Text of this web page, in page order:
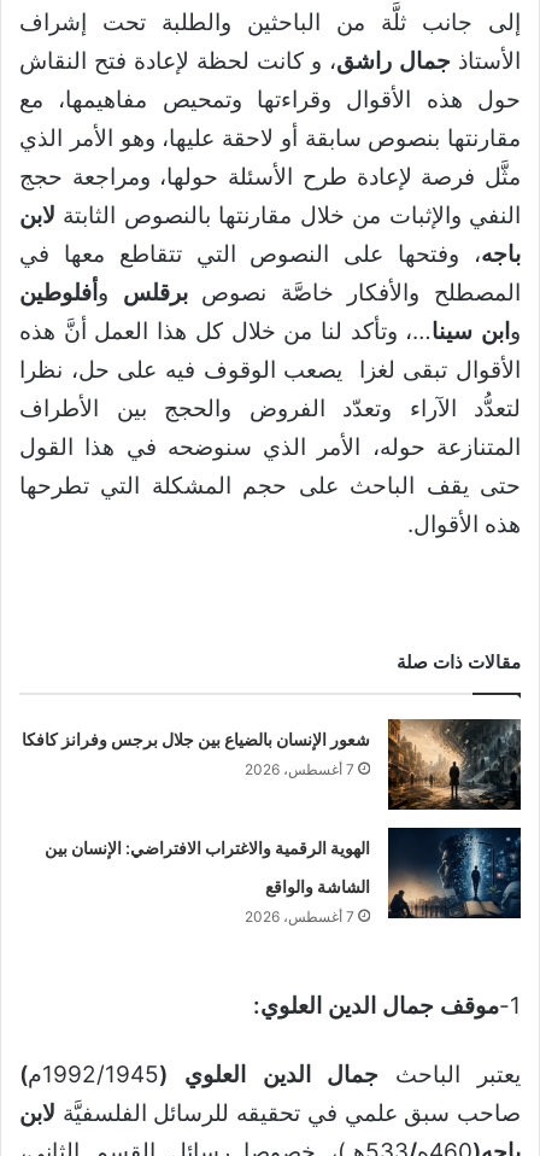
إلى جانب ثلَّة من الباحثين والطلبة تحت إشراف
الأستاذ جمال راشق، و كانت لحظة لإعادة فتح النقاش
حول هذه الأقوال وقراءتها وتمحيص مفاهيمها، مع
مقارنتها بنصوص سابقة أو لاحقة عليها، وهو الأمر الذي
مثَّل فرصة لإعادة طرح الأسئلة حولها، ومراجعة حجج
النفي والإثبات من خلال مقارنتها بالنصوص الثابتة لابن
باجه، وفتحها على النصوص التي تتقاطع معها في
المصطلح والأفكار خاصَّة نصوصبرقلس و أفلوطين
و ابن سينا…، وتأكد لنا من خلال كل هذا العمل أنَّ هذه
الأقوال تبقى لغزا يصعب الوقوف فيه على حل، نظرا
لتعدُّد الآراء وتعدّد الفروض والحجج بين الأطراف
المتنازعة حوله، الأمر الذي سنوضحه في هذا القول
حتى يقف الباحث على حجم المشكلة التي تطرحها
هذه الأقوال.
مقالات ذات صلة
شعور الإنسان بالضياع بين جلال برجس وفرانز كافكا
7 أغسطس، 2026
الهوية الرقمية والاغتراب الافتراضي: الإنسان بين
الشاشة والواقع
7 أغسطس، 2026
1- موقف جمال الدين العلوي:
يعتبر الباحث جمال الدين العلوي (1992/1945م )
صاحب سبق علمي في تحقيقه للرسائل الفلسفيَّة لابن